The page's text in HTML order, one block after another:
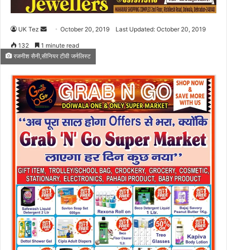
UK Tez
n
d
a
e
m
a
i
October 20, 2019 Last Updated: October 20, 2019
132 1 minute read
रजनीश सैनी,सीनियर टीवी जर्नलिस्ट